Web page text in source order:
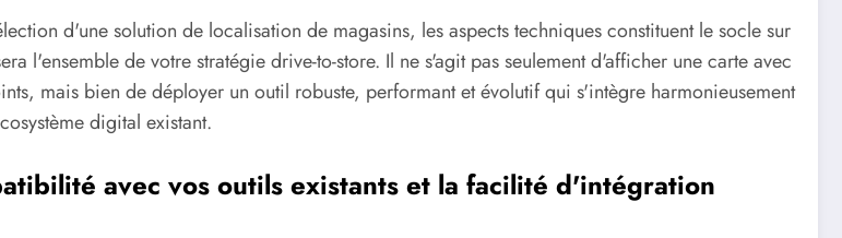
d'une solution de localisation de magasins, les aspects techniques constituent le socle sur
l'ensemble de votre stratégie drive-to-store. Il ne s'agit pas seulement d'afficher une carte avec
mais bien de déployer un outil robuste, performant et évolutif qui s'intègre harmonieusement
digital existant.
avec vos outils existants et la facilité d'intégration